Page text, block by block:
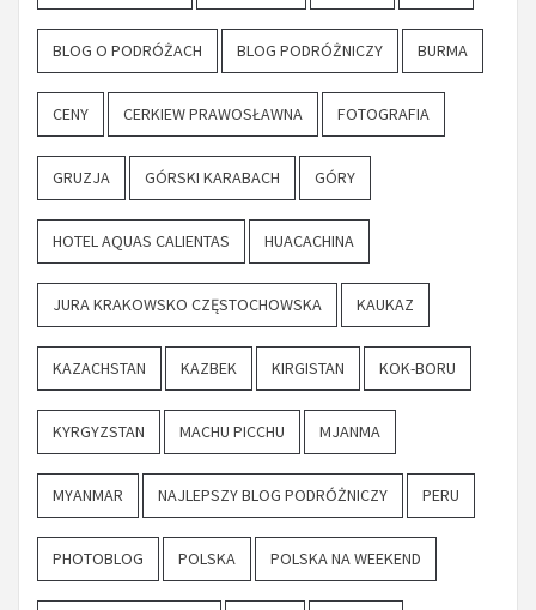
BLOG O PODRÓŻACH BLOG PODRÓŻNICZY BURMA
CENY CERKIEW PRAWOSŁAWNA FOTOGRAFIA
GRUZJA GÓRSKI KARABACH GÓRY
HOTEL AQUAS CALIENTAS HUACACHINA
JURA KRAKOWSKO CZĘSTOCHOWSKA KAUKAZ
KAZACHSTAN KAZBEK KIRGISTAN KOK-BORU
KYRGYZSTAN MACHU PICCHU MJANMA
MYANMAR NAJLEPSZY BLOG PODRÓŻNICZY PERU
PHOTOBLOG POLSKA POLSKA NA WEEKEND